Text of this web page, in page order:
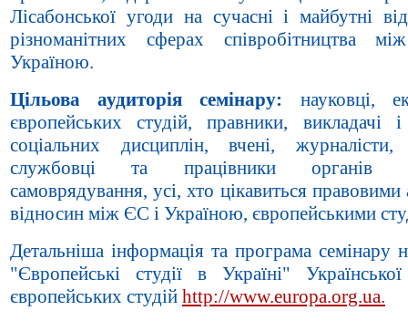
Лісабонської угоди на сучасні і майбутні
різноманітних сферах співробітництва
Україною.
Цільова аудиторія семінару: науковці,
європейських студій, правники, викладачі
соціальних дисциплін, вчені, журналісти,
службовці та працівники органів
самоврядування, усі, хто цікавиться правовими
відносин між ЄС і Україною, європейськими
Детальніша інформація та програма семінару
"Європейські студії в Україні" Української
європейських студій http://www.europa.org.ua.